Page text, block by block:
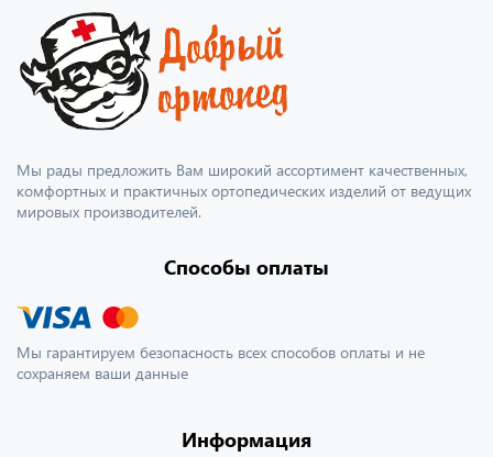
Мы рады предложить Вам широкий ассортимент качественных,
комфортных и практичных ортопедических изделий от ведущих
мировых производителей.
Способы оплаты
Мы гарантируем безопасность всех способов оплаты и не
сохраняем ваши данные
Информация